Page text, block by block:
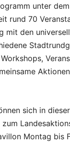
unter
rund 70
mit den
sich in
Montag bis